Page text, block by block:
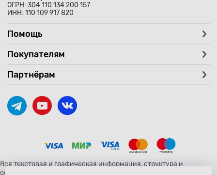
ОГРН: 304 110 134 200 157
ИНН: 110 109 917 820
Помощь
Покупателям
Партнёрам
Вся текстовая и графическая информация, структура и
оформление страницы avtozaryad.ru защищены российскими и